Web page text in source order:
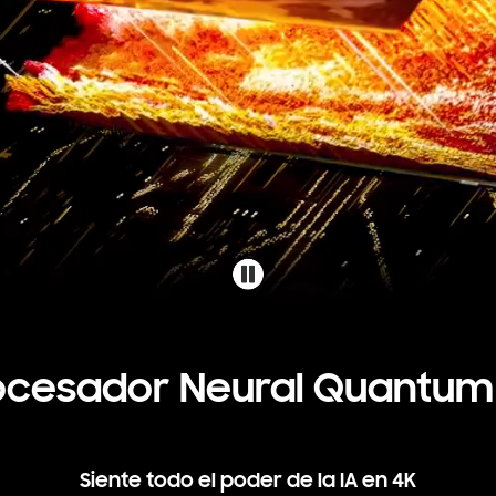
Neural
Siente todo el poder de la IA en 4K